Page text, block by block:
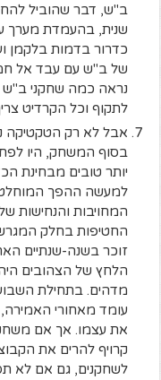
ב"ש, דבר שהוביל
שנית, בהעמדת מערך
כדרור בדמות בלקמן
של ב"ש עם עבד אל
נראה כמה שחקני ב"ש
לתקוף וכל הקרדיט
אבל לא רק הטקטיקה
יותר טובים מבחינת
למעשה ההפך
המחויבות והנחישות
החטיפות בחלק
זוכר בשנה-שנתיים
הלחץ של הצהובים
מדהים. בתחילת
עומד מאחורי
את עצמו. אך אם
קרויף להרים את
לשחקנים, גם אם לא